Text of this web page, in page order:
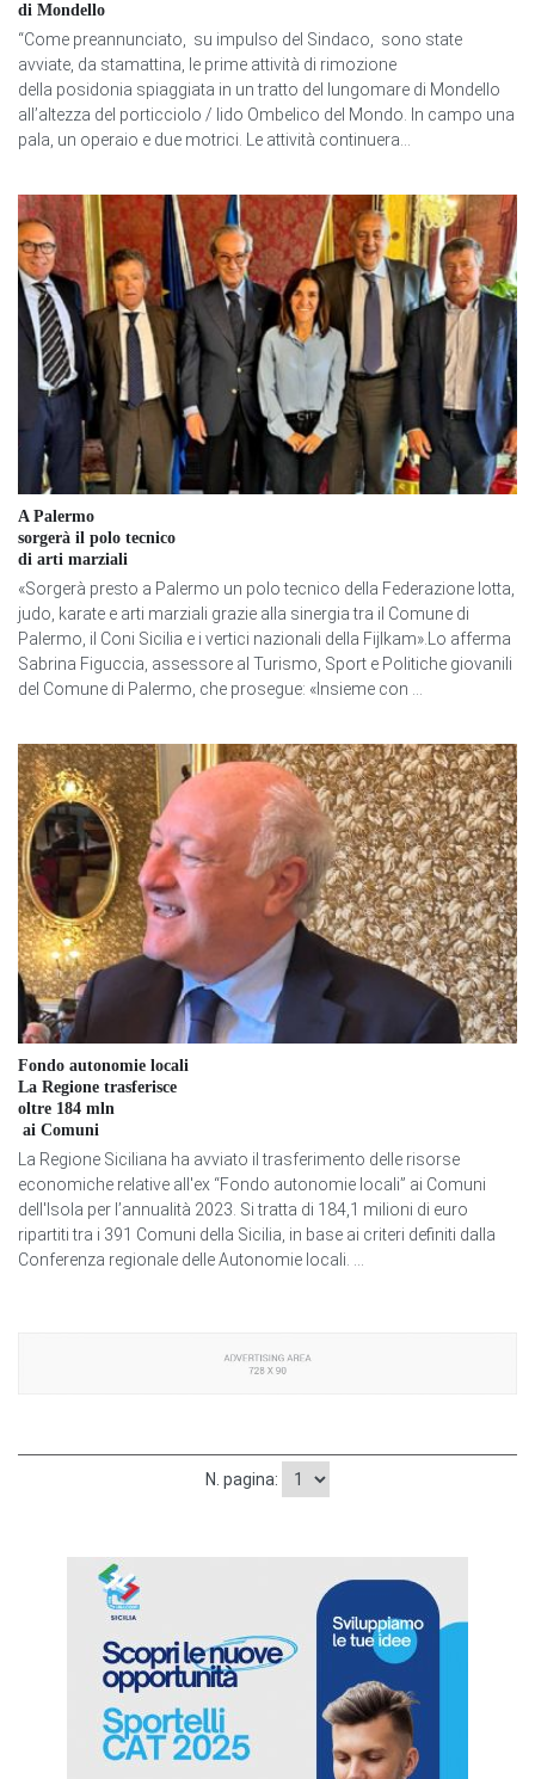
di Mondello
“Come preannunciato, su impulso del Sindaco, sono state
avviate, da stamattina, le prime attività di rimozione
della posidonia spiaggiata in un tratto del lungomare di Mondello
all’altezza del porticciolo / lido Ombelico del Mondo. In campo una
pala, un operaio e due motrici. Le attività continuera...
A Palermo
sorgerà il polo tecnico
di arti marziali
«Sorgerà presto a Palermo un polo tecnico della Federazione lotta,
judo, karate e arti marziali grazie alla sinergia tra il Comune di
Palermo, il Coni Sicilia e i vertici nazionali della Fijlkam».Lo afferma
Sabrina Figuccia, assessore al Turismo, Sport e Politiche giovanili
del Comune di Palermo, che prosegue: «Insieme con ...
Fondo autonomie locali
La Regione trasferisce
oltre 184 mln
ai Comuni
La Regione Siciliana ha avviato il trasferimento delle risorse
economiche relative all'ex “Fondo autonomie locali” ai Comuni
dell'Isola per l’annualità 2023. Si tratta di 184,1 milioni di euro
ripartiti tra i 391 Comuni della Sicilia, in base ai criteri definiti dalla
Conferenza regionale delle Autonomie locali. ...
N. pagina: